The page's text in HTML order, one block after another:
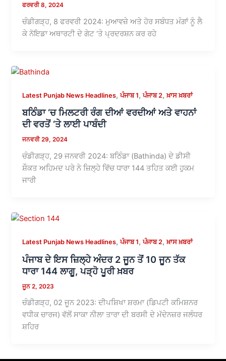
ਫਰਵਰੀ 8, 2024
ਚੰਡੀਗੜ੍ਹ, 8 ਫਰਵਰੀ 2024: ਮੁਆਵਜ਼ੇ ਅਤੇ ਹੋਰ ਸਬੰਧਤ ਮੰਗਾਂ ਨੂੰ ਲੈ
ਕੇ ਨੋਇਡਾ ਅਥਾਰਟੀ ਦੇ ਗੇਟ ‘ਤੇ ਪ੍ਰਦਰਸ਼ਨ ਕਰ ਰਹੇ
Latest Punjab News Headlines,ਪੰਜਾਬ 1,ਪੰਜਾਬ 2,ਖ਼ਾਸ ਖ਼ਬਰਾਂ
ਬਠਿੰਡਾ ‘ਚ ਮਿਲਟਰੀ ਰੰਗ ਦੀਆਂ ਵਰਦੀਆਂ ਅਤੇ ਵਾਹਨਾਂ
ਦੀ ਵਰਤੋਂ ‘ਤੇ ਲਾਈ ਪਾਬੰਦੀ
ਜਨਵਰੀ 29, 2024
ਚੰਡੀਗੜ੍ਹ, 29 ਜਨਵਰੀ 2024: ਬਠਿੰਡਾ (Bathinda) ਦੇ ਡੀਸੀ
ਸ਼ੌਕਤ ਅਹਿਮਦ ਪਰੇ ਨੇ ਜ਼ਿਲ੍ਹੇ ਵਿੱਚ ਧਾਰਾ 144 ਤਹਿਤ ਕਈ ਹੁਕਮ
ਜਾਰੀ
Latest Punjab News Headlines,ਪੰਜਾਬ 1,ਪੰਜਾਬ 2,ਖ਼ਾਸ ਖ਼ਬਰਾਂ
ਪੰਜਾਬ ਦੇ ਇਸ ਜ਼ਿਲ੍ਹੇ ਅੰਦਰ 2 ਜੂਨ ਤੋਂ 10 ਜੂਨ ਤੱਕ
ਧਾਰਾ 144 ਲਾਗੂ, ਪੜ੍ਹੋ ਪੂਰੀ ਖ਼ਬਰ
ਜੂਨ 2, 2023
ਚੰਡੀਗੜ੍ਹ, 02 ਜੂਨ 2023: ਦੀਪਸ਼ਿਖਾ ਸ਼ਰਮਾ (ਡਿਪਟੀ ਕਮਿਸ਼ਨਰ
ਵਧੀਕ ਚਾਰਜ) ਵੱਲੋਂ ਸਾਕਾ ਨੀਲਾ ਤਾਰਾ ਦੀ ਬਰਸੀ ਦੇ ਮੱਦੇਨਜ਼ਰ ਜਲੰਧਰ
ਸ਼ਹਿਰ